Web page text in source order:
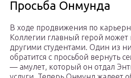
Просьба Онмунда
В ходе продвижения по
Коллегии главный герой может
другими студентами. Один из
обратится с просьбой вернуть
— амулет, который он отдал